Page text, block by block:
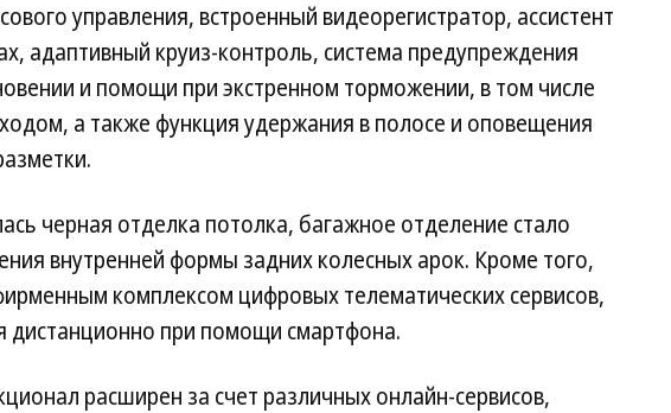
управления, встроенный видеорегистратор, ассистент
адаптивный круиз-контроль, система предупреждения
и помощи при экстренном торможении, в том числе
а также функция удержания в полосе и оповещения
черная отделка потолка, багажное отделение стало
внутренней формы задних колесных арок. Кроме того,
комплексом цифровых телематических сервисов,
дистанционно при помощи смартфона.
расширен за счет различных онлайн-сервисов,